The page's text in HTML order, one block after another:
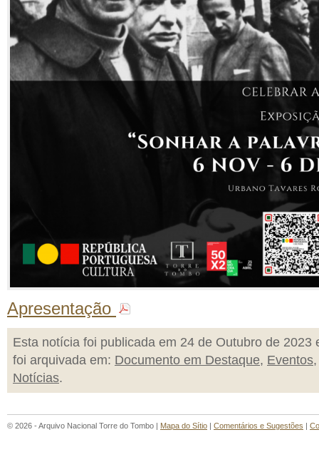
Apresentação
Esta notícia foi publicada em 24 de Outubro de 2023
foi arquivada em: Documento em Destaque, Eventos,
Notícias.
© 2026 - Arquivo Nacional Torre do Tombo | Mapa do Sítio | Comentários e Sugestões |